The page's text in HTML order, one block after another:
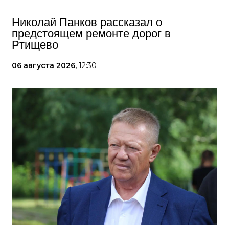
Николай Панков рассказал о
предстоящем ремонте дорог в
Ртищево
06 августа 2026, 12:30